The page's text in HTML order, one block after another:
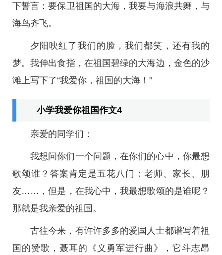
下誓言：要保卫祖国的大海，我要与海浪共舞，与
海鸟齐飞。
夕阳映红了我们的脸，我们都笑，还有我的
梦。我伸出食指，在祖国碧绿的大海边，金色的沙
滩上写下了“我爱你，祖国的大海！”
小学我爱你祖国作文4
亲爱的同学们：
我想问你们一个问题，在你们的心中，你最想
歌颂谁？答案肯定是五花八门：老师、家长、朋
友……，但是，在我心中，我最想歌颂的是谁呢？
那就是我亲爱的祖国。
古往今来，有许许多多的爱国人士都谱写着祖
国的赞歌，聂耳的《义勇军进行曲》，它斗志昂